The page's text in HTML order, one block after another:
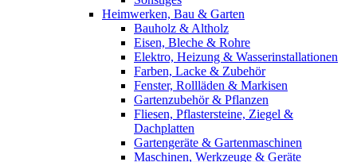
Heimwerken, Bau & Garten
Bauholz & Altholz
Eisen, Bleche & Rohre
Elektro, Heizung & Wasserinstallationen
Farben, Lacke & Zubehör
Fenster, Rollläden & Markisen
Gartenzubehör & Pflanzen
Fliesen, Pflastersteine, Ziegel &
Dachplatten
Gartengeräte & Gartenmaschinen
Maschinen, Werkzeuge & Geräte